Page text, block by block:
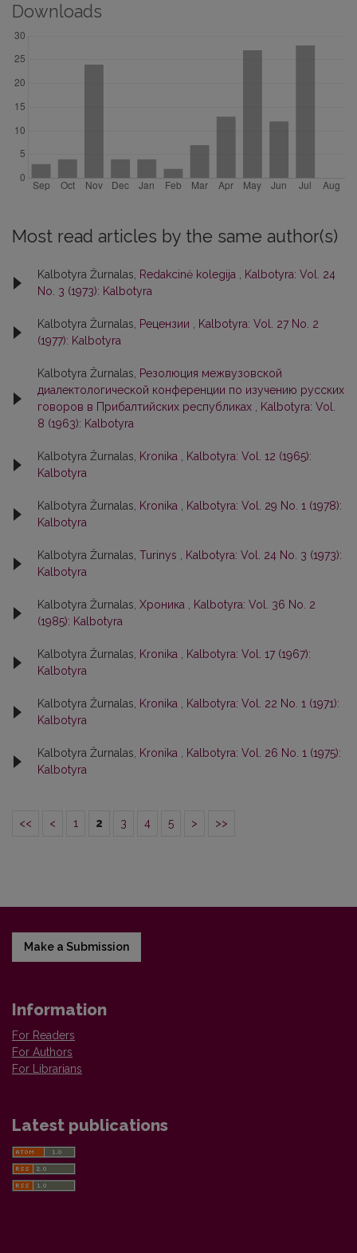
Downloads
Most read articles by the same author(s)
Kalbotyra Žurnalas, Redakcinė kolegija
Kalbotyra: Vol. 24
No. 3 (1973): Kalbotyra
Kalbotyra Žurnalas, Рецензии
Kalbotyra: Vol. 27 No. 2
(1977): Kalbotyra
Kalbotyra Žurnalas,
Резолюция межвузовской
диалектологической конференции по изучению русских
говоров в Прибалтийских республиках
Kalbotyra: Vol.
8 (1963): Kalbotyra
Kalbotyra Žurnalas, Kronika
Kalbotyra: Vol. 12 (1965):
Kalbotyra
Kalbotyra Žurnalas, Kronika
Kalbotyra: Vol. 29 No. 1 (1978):
Kalbotyra
Kalbotyra Žurnalas, Turinys
Kalbotyra: Vol. 24 No. 3 (1973):
Kalbotyra
Kalbotyra Žurnalas, Хроника
Kalbotyra: Vol. 36 No. 2
(1985): Kalbotyra
Kalbotyra Žurnalas, Kronika
Kalbotyra: Vol. 17 (1967):
Kalbotyra
Kalbotyra Žurnalas, Kronika
Kalbotyra: Vol. 22 No. 1 (1971):
Kalbotyra
Kalbotyra Žurnalas, Kronika
Kalbotyra: Vol. 26 No. 1 (1975):
Kalbotyra
<< < 1 2 3 4 5 > >>
Make a Submission
Information
For Readers
For Authors
For Librarians
Latest publications